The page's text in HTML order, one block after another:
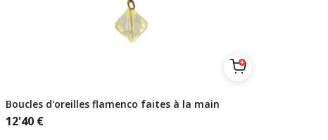
Boucles d'oreilles flamenco faites à la main
12'40 €